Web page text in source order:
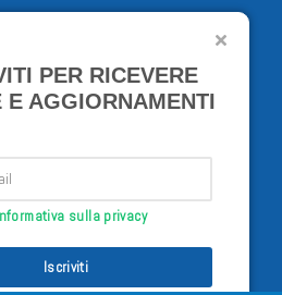
PER RICEVERE
E AGGIORNAMENTI
sulla privacy
Iscriviti